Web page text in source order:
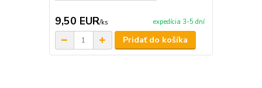
9,50 EUR/ks expedícia 3-5 dní
Pridať do košíka